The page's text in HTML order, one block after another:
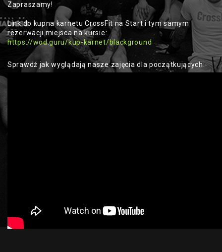
Zapraszamy!
Link do kupna karnetu CrossFit na Start i tym samym
rezerwacji miejsca na kursie:
https://wod.guru/kup-karnet/blackground
Sprawdź jak wyglądają nasze zajęcia dla początkujących: